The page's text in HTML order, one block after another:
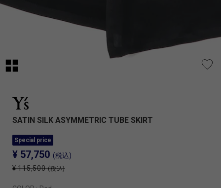
SATIN SILK ASYMMETRIC TUBE SKIRT
Special price
¥ 57,750 (税込)
¥ 115,500 (税込)